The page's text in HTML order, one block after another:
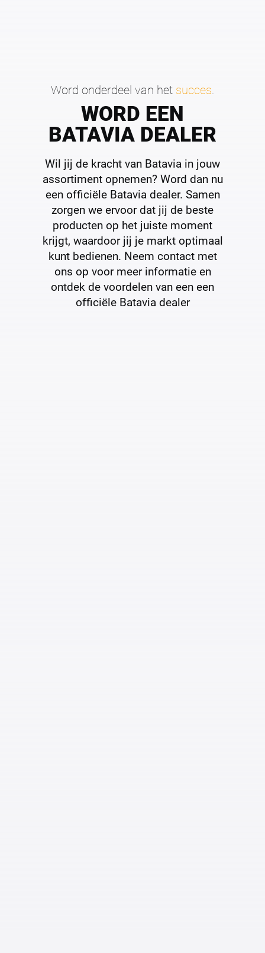
Word onderdeel van het succes
WORD EEN
BATAVIA DEALER
Wil jij de kracht van Batavia in jouw
assortiment opnemen? Word dan nu
een officiële Batavia dealer. Samen
zorgen we ervoor dat jij de beste
producten op het juiste moment
krijgt, waardoor jij je markt optimaal
kunt bedienen. Neem contact met
ons op voor meer informatie en
ontdek de voordelen van een een
officiële Batavia dealer